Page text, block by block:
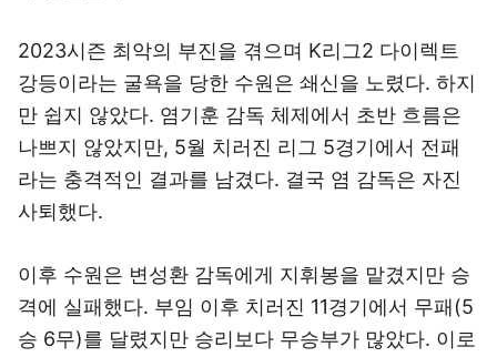
2023시즌 최악의 부진을 겪으며 K리그2 다이렉트
강등이라는 굴욕을 당한 수원은 쇄신을 노렸다. 하지
만 쉽지 않았다. 염기훈 감독 체제에서 초반 흐름은
나쁘지 않았지만, 5월 치러진 리그 5경기에서 전패
라는 충격적인 결과를 남겼다. 결국 염 감독은 자진
사퇴했다.
이후 수원은 변성환 감독에게 지휘봉을 맡겼지만 승
격에 실패했다. 부임 이후 치러진 11경기에서 무패(5
승 6무)를 달렸지만 승리보다 무승부가 많았다. 이로